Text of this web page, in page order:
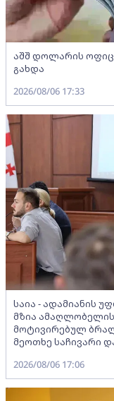
აშშ დოლარის
გახდა
2026/08/06 17:33
საია - ადამიანის
მზია
მოტივირებულ
მეოთხე საჩივარი
2026/08/06 17:06